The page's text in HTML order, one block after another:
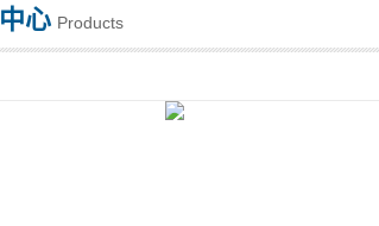
心 Products